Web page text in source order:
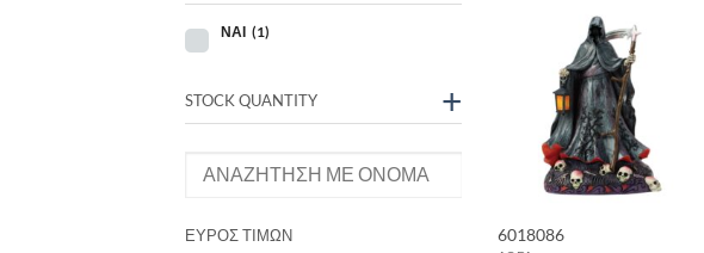
ΝΑΙ (1)
STOCK QUANTITY +
ΕΎΡΟΣ ΤΙΜΏΝ 6018086